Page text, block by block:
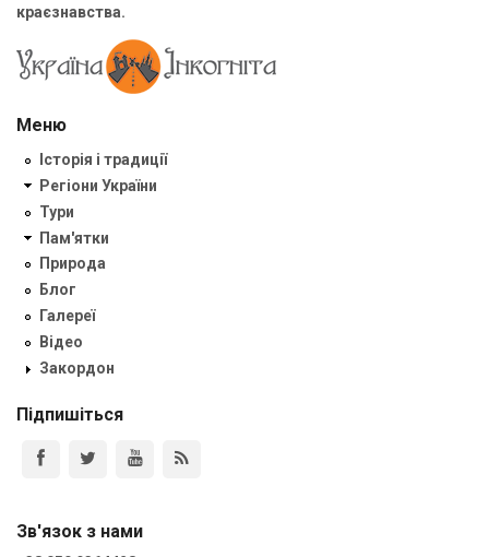
краєзнавства.
Меню
Історія і традиції
Регіони України
Тури
Пам'ятки
Природа
Блог
Галереї
Відео
Закордон
Підпишіться
Зв'язок з нами